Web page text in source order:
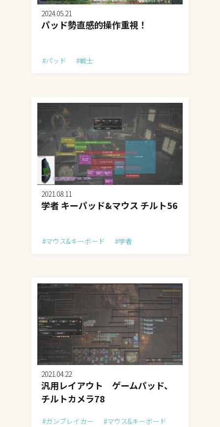
2024.05.21
パッド勢直感的操作重視！
#パッド #戦士
2021.08.11
学者 キーパッド&マウス チルト56
#マウス&キーボード #学者
2021.04.22
汎用レイアウト ゲームパッド、
チルトカメラ78
#ガンブレイカー #マウス&キーボード